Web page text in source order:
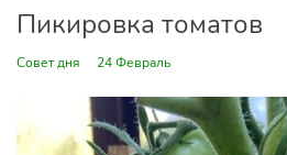
Пикировка томатов
Совет дня 24 Февраль